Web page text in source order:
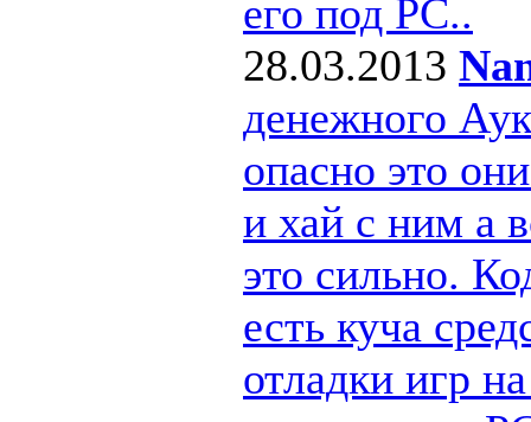
его под РС..
28.03.2013
денежного
опасно это
и хай с ним а
это сильно.
есть куча
отладки игр